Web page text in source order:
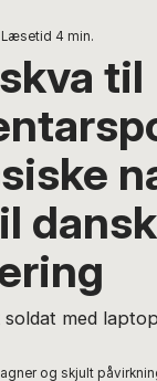
Læsetid 4 min.
til
dansk
og skjult